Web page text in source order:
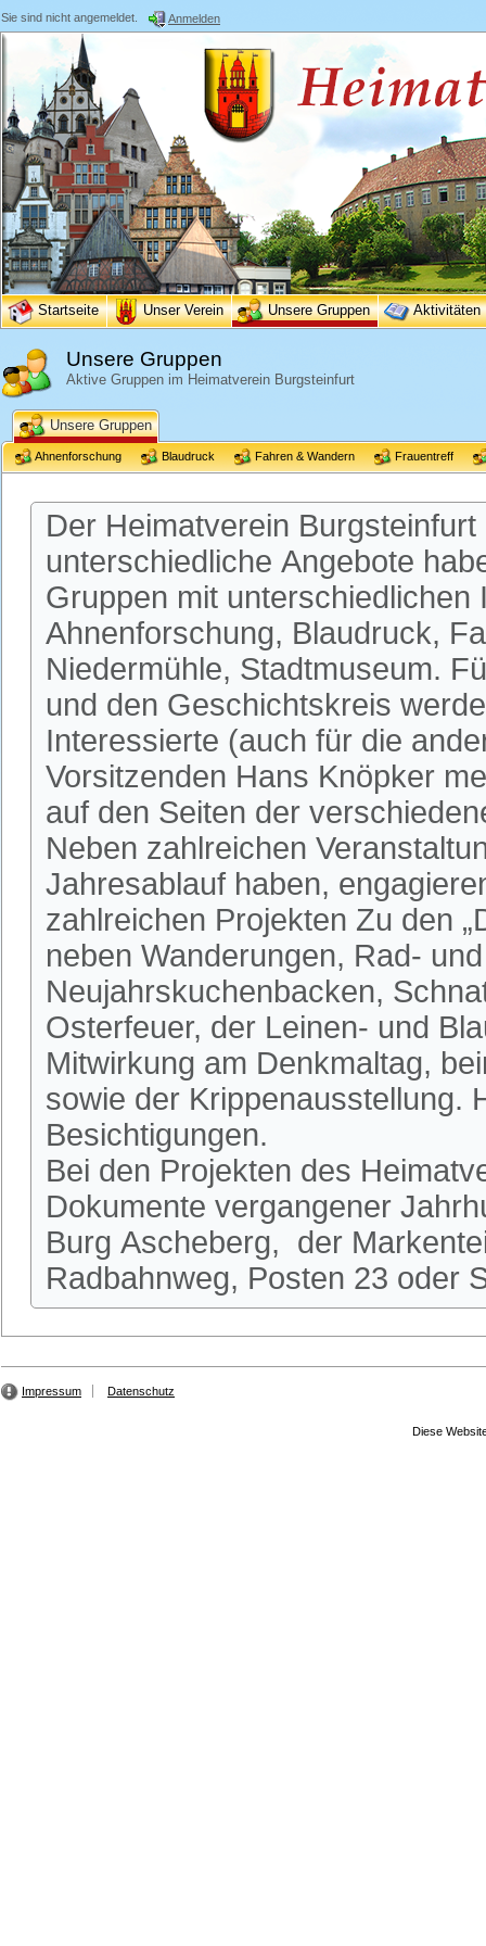
Sie sind nicht angemeldet. Anmelden
Startseite Unser Verein Unsere Gruppen Aktivitäten
Unsere Gruppen
Aktive Gruppen im Heimatverein Burgsteinfurt
Unsere Gruppen
Ahnenforschung Blaudruck Fahren & Wandern Frauentreff
Der Heimatverein
unterschiedliche Angebote
Gruppen mit
Ahnenforschung, Blaudruck,
Niedermühle, Stadtmuseum.
und den Geschichtskreis
Interessierte (auch für die
Vorsitzenden Hans Knöpker
auf den Seiten der
Neben zahlreichen
Jahresablauf haben,
zahlreichen Projekten Zu den
neben Wanderungen, Rad-
Neujahrskuchenbacken,
Osterfeuer, der Leinen- und
Mitwirkung am Denkmaltag,
sowie der Krippenausstellung.
Besichtigungen.
Bei den Projekten des
Dokumente vergangener
Burg Ascheberg, der
Radbahnweg, Posten 23 oder
Impressum Datenschutz
Diese